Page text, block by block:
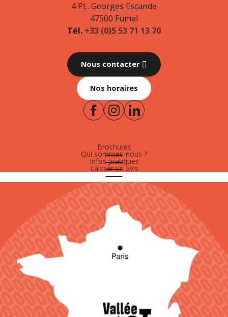
4 PL. Georges Escande
47500 Fumel
Tél. +33 (0)5 53 71 13 70
Nous contacter
Nos horaires
Brochures
Qui sommes-nous ?
Infos pratiques
Laisser un avis